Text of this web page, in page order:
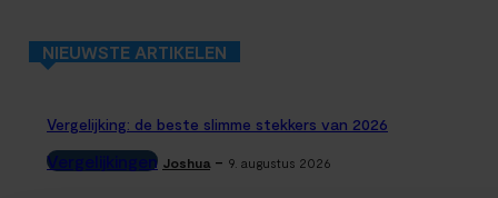
NIEUWSTE ARTIKELEN
Vergelijking: de beste slimme stekkers van 2026
Vergelijkingen Joshua - 9. augustus 2026